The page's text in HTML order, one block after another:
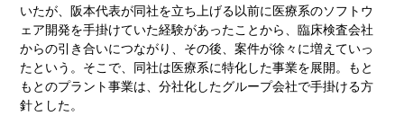
いたが、阪本代表が同社を立ち上げる以前に医療系のソフトウ
ェア開発を手掛けていた経験があったことから、臨床検査会社
からの引き合いにつながり、その後、案件が徐々に増えていっ
たという。そこで、同社は医療系に特化した事業を展開。もと
もとのプラント事業は、分社化したグループ会社で手掛ける方
針とした。